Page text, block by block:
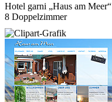
Hotel garni „Haus am Meer“
8 Doppelzimmer